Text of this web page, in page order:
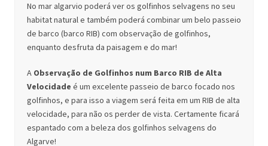
No mar algarvio poderá ver os golfinhos selvagens no seu
habitat natural e também poderá combinar um belo passeio
de barco (barco RIB) com observação de golfinhos,
enquanto desfruta da paisagem e do mar!
A Observação de Golfinhos num Barco RIB de Alta
Velocidade é um excelente passeio de barco focado nos
golfinhos, e para isso a viagem será feita em um RIB de alta
velocidade, para não os perder de vista. Certamente ficará
espantado com a beleza dos golfinhos selvagens do
Algarve!